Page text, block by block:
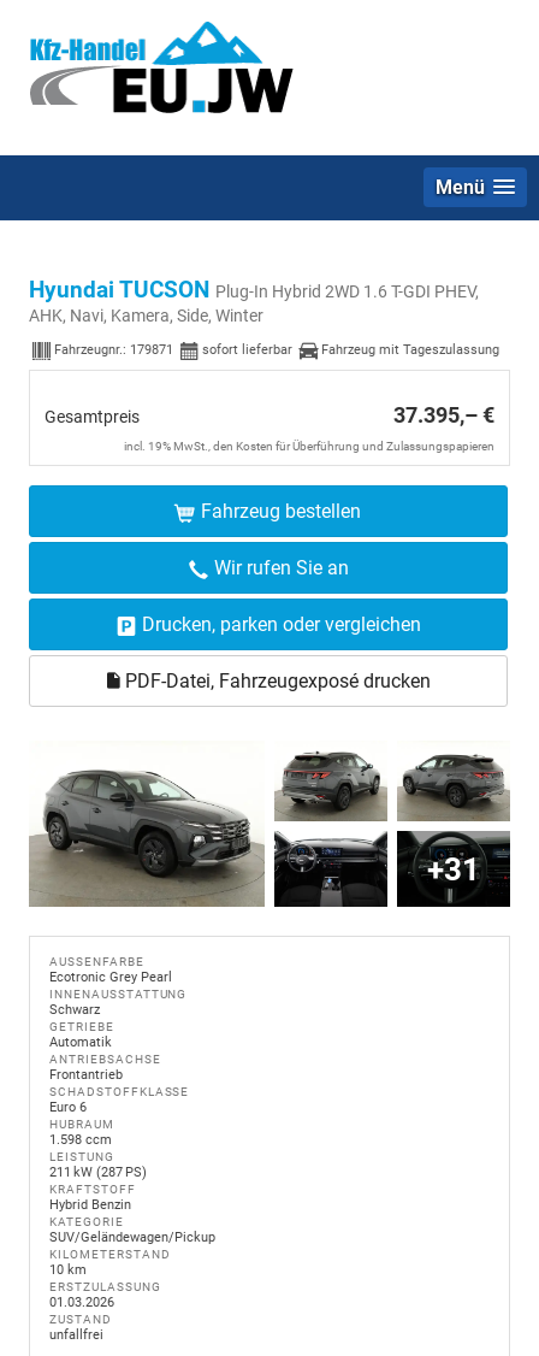
Menü
Hyundai TUCSON Plug-In Hybrid 2WD 1.6 T-GDI PHEV,
AHK, Navi, Kamera, Side, Winter
Fahrzeugnr.: 179871 sofort lieferbar Fahrzeug mit Tageszulassung
Gesamtpreis 37.395,– €
incl. 19% MwSt., den Kosten für Überführung und Zulassungspapieren
Fahrzeug bestellen
Wir rufen Sie an
Drucken, parken oder vergleichen
PDF-Datei, Fahrzeugexposé drucken
+31
AUSSENFARBE
Ecotronic Grey Pearl
INNENAUSSTATTUNG
Schwarz
GETRIEBE
Automatik
ANTRIEBSACHSE
Frontantrieb
SCHADSTOFFKLASSE
Euro 6
HUBRAUM
1.598 ccm
LEISTUNG
211 kW (287 PS)
KRAFTSTOFF
Hybrid Benzin
KATEGORIE
SUV/Geländewagen/Pickup
KILOMETERSTAND
10 km
ERSTZULASSUNG
01.03.2026
ZUSTAND
unfallfrei